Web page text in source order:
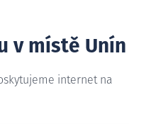
v místě Unín
internet na